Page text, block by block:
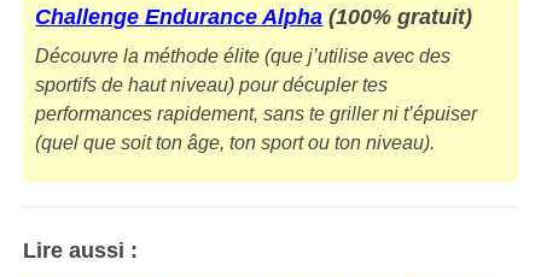
Challenge Endurance Alpha (100% gratuit)
Découvre la méthode élite (que j’utilise avec des
sportifs de haut niveau) pour décupler tes
performances rapidement, sans te griller ni t’épuiser
(quel que soit ton âge, ton sport ou ton niveau).
Lire aussi :